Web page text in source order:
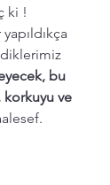
ki !
bu
korkuyu ve